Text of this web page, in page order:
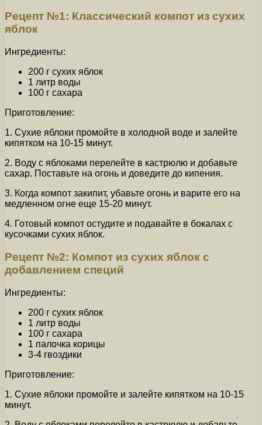
Рецепт №1: Классический компот из сухих
яблок
Ингредиенты:
200 г сухих яблок
1 литр воды
100 г сахара
Приготовление:
1. Сухие яблоки промойте в холодной воде и залейте
кипятком на 10-15 минут.
2. Воду с яблоками перелейте в кастрюлю и добавьте
сахар. Поставьте на огонь и доведите до кипения.
3. Когда компот закипит, убавьте огонь и варите его на
медленном огне еще 15-20 минут.
4. Готовый компот остудите и подавайте в бокалах с
кусочками сухих яблок.
Рецепт №2: Компот из сухих яблок с
добавлением специй
Ингредиенты:
200 г сухих яблок
1 литр воды
100 г сахара
1 палочка корицы
3-4 гвоздики
Приготовление:
1. Сухие яблоки промойте и залейте кипятком на 10-15
минут.